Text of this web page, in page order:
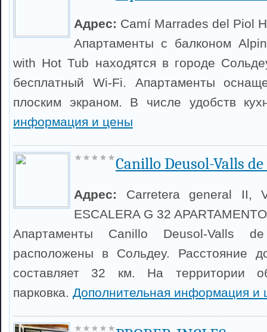
Адрес: Camí Marrades del Piol
Апартаменты с балконом
with Hot Tub находятся в городе
бесплатный Wi-Fi. Апартаменты
плоским экраном. В числе удобств
информация и цены
Canillo Deusol-Valls
Адрес: Carretera general II,
ESCALERA G 32
Апартаменты Canillo Deusol-Valls
расположены в Сольдеу. Расстояние
составляет 32 км. На территории
парковка. Дополнительная информация и